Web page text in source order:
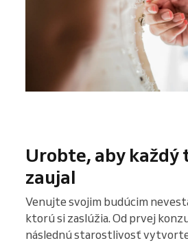
Urobte, aby každý
zaujal
Venujte svojim budúcim
ktorú si zaslúžia. Od prvej
následnú starostlivosť